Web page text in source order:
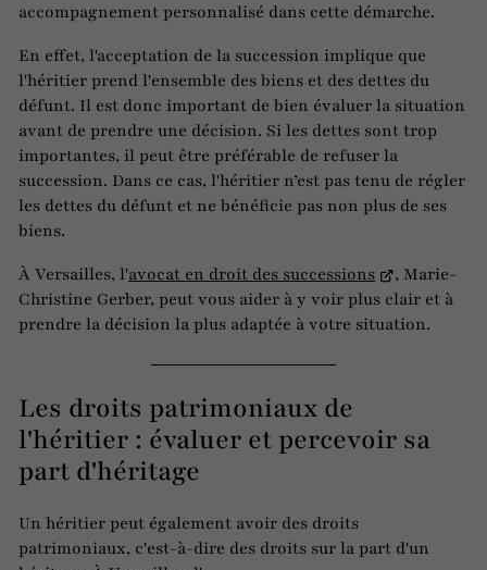
accompagnement personnalisé dans cette démarche.
En effet, l'acceptation de la succession implique que
l'héritier prend l'ensemble des biens et des dettes du
défunt. Il est donc important de bien évaluer la situation
avant de prendre une décision. Si les dettes sont trop
importantes, il peut être préférable de refuser la
succession. Dans ce cas, l'héritier n’est pas tenu de régler
les dettes du défunt et ne bénéficie pas non plus de ses
biens.
À Versailles, l'avocat en droit des successions
, Marie-
Christine Gerber, peut vous aider à y voir plus clair et à
prendre la décision la plus adaptée à votre situation.
Les droits patrimoniaux de
l'héritier : évaluer et percevoir sa
part d'héritage
Un héritier peut également avoir des droits
patrimoniaux, c'est-à-dire des droits sur la part d'un